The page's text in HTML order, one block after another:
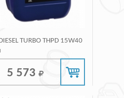
TURBO THPD 15W40
5 573